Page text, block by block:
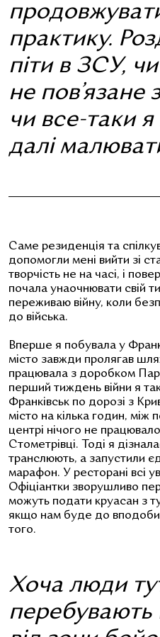
практику.
піти в ЗСУ,
не пов’язане
чи все-таки
далі
Саме резиденція та
допомогли мені вийти зі
творчість не на часі, і
почала унаочнювати свій
переживаю війну, коли
до війська.
Вперше я побувала у
місто завжди пролягав
працювала з доробком
перший тиждень війни я
Франківськ по дорозі з
місто на кілька годин,
центрі нічого не
Стометрівці. Тоді я
транслюють, а запустили
марафон. У ресторані всі
Офіціантки зворушливо
можуть подати круасан з
якщо нам буде до вподоби.
того.
Хоча люди
перебувають